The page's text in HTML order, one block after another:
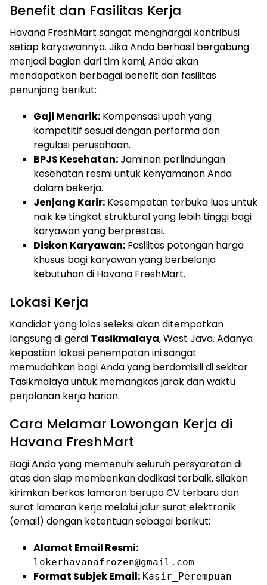
Benefit dan Fasilitas Kerja
Havana FreshMart sangat menghargai kontribusi
setiap karyawannya. Jika Anda berhasil bergabung
menjadi bagian dari tim kami, Anda akan
mendapatkan berbagai benefit dan fasilitas
penunjang berikut:
Gaji Menarik: Kompensasi upah yang
kompetitif sesuai dengan performa dan
regulasi perusahaan.
BPJS Kesehatan:Jaminan perlindungan
kesehatan resmi untuk kenyamanan Anda
dalam bekerja.
Jenjang Karir: Kesempatan terbuka luas untuk
naik ke tingkat struktural yang lebih tinggi bagi
karyawan yang berprestasi.
Diskon Karyawan: Fasilitas potongan harga
khusus bagi karyawan yang berbelanja
kebutuhan di Havana FreshMart.
Lokasi Kerja
Kandidat yang lolos seleksi akan ditempatkan
langsung di gerai Tasikmalaya, West Java. Adanya
kepastian lokasi penempatan ini sangat
memudahkan bagi Anda yang berdomisili di sekitar
Tasikmalaya untuk memangkas jarak dan waktu
perjalanan kerja harian.
Cara Melamar Lowongan Kerja di
Havana FreshMart
Bagi Anda yang memenuhi seluruh persyaratan di
atas dan siap memberikan dedikasi terbaik, silakan
kirimkan berkas lamaran berupa CV terbaru dan
surat lamaran kerja melalui jalur surat elektronik
(email) dengan ketentuan sebagai berikut:
Alamat Email Resmi:
lokerhavanafrozen@gmail.com
Format Subjek Email: Kasir_Perempuan